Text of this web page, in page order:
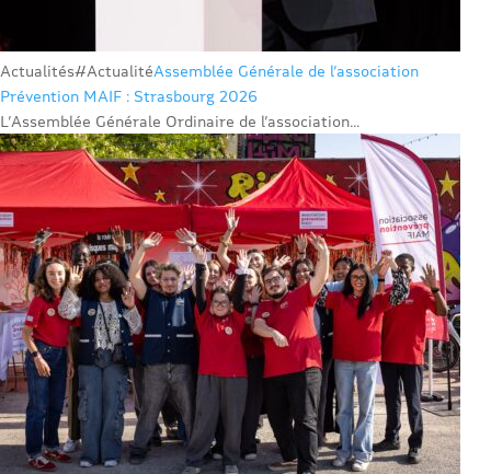
Actualités#ActualitéAssemblée Générale de l’association
Prévention MAIF : Strasbourg 2026
L’Assemblée Générale Ordinaire de l’association...